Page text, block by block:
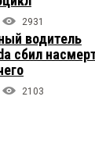
2931
водитель
сбил
2103